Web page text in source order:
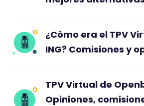
¿Cómo era el TPV
ING? Comisiones y
TPV Virtual de
Opiniones,